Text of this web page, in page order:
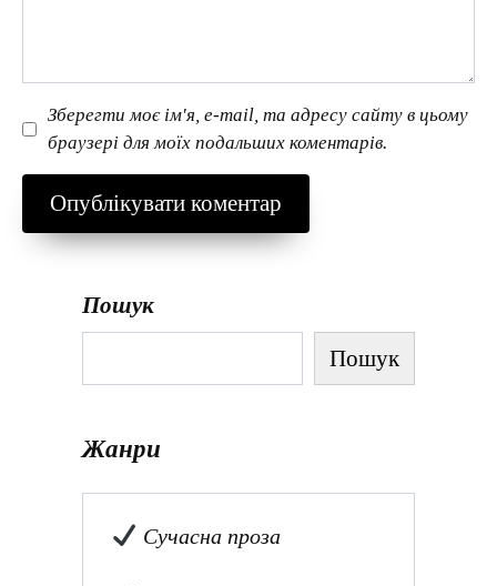
Зберегти моє ім'я, e-mail, та адресу сайту в цьому
браузері для моїх подальших коментарів.
Пошук
Пошук
Жанри
Сучасна проза